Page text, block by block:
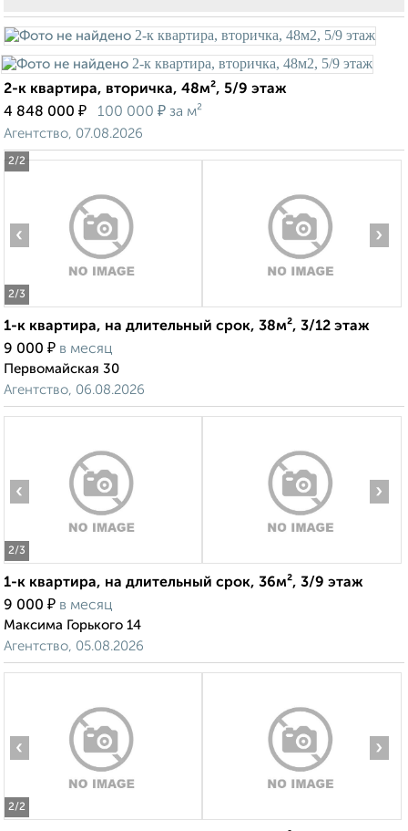
2/2
2-к квартира, вторичка, 48м², 5/9 этаж
4 848 000 ₽ 100 000 ₽ за м²
Агентство, 07.08.2026
2/3
‹ ›
1-к квартира, на длительный срок, 38м², 3/12 этаж
9 000 ₽ в месяц
Первомайская 30
Агентство, 06.08.2026
2/3
‹ ›
1-к квартира, на длительный срок, 36м², 3/9 этаж
9 000 ₽ в месяц
Максима Горького 14
Агентство, 05.08.2026
2/2
‹ ›